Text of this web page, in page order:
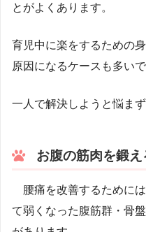
とがよくあります。
育児中に楽をするための
原因になるケースも多いで
一人で解決しようと悩ま
お腹の筋肉を鍛え
腰痛を改善するために
て弱くなった腹筋群・骨